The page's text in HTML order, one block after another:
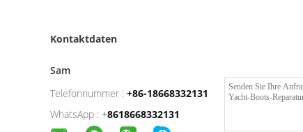
Kontaktdaten
Sam
Telefonnummer : +86-18668332131
WhatsApp : +8618668332131